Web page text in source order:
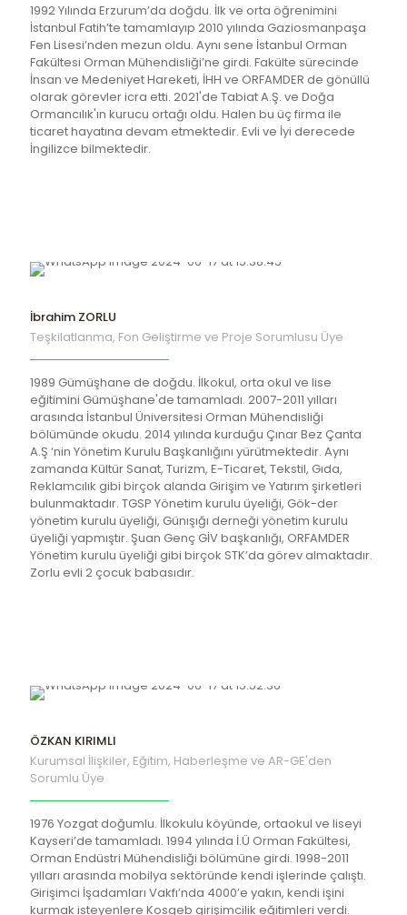
1992 Yılında Erzurum’da doğdu. İlk ve orta öğrenimini
İstanbul Fatih’te tamamlayıp 2010 yılında Gaziosmanpaşa
Fen Lisesi’nden mezun oldu. Aynı sene İstanbul Orman
Fakültesi Orman Mühendisliği’ne girdi. Fakülte sürecinde
İnsan ve Medeniyet Hareketi, İHH ve ORFAMDER de gönüllü
olarak görevler icra etti. 2021'de Tabiat A.Ş. ve Doğa
Ormancılık'ın kurucu ortağı oldu. Halen bu üç firma ile
ticaret hayatına devam etmektedir. Evli ve İyi derecede
İngilizce bilmektedir.
İbrahim ZORLU
Teşkilatlanma, Fon Geliştirme ve Proje Sorumlusu Üye
1989 Gümüşhane de doğdu. İlkokul, orta okul ve lise
eğitimini Gümüşhane'de tamamladı. 2007-2011 yılları
arasında İstanbul Üniversitesi Orman Mühendisliği
bölümünde okudu. 2014 yılında kurduğu Çınar Bez Çanta
A.Ş ‘nin Yönetim Kurulu Başkanlığını yürütmektedir. Aynı
zamanda Kültür Sanat, Turizm, E-Ticaret, Tekstil, Gıda,
Reklamcılık gibi birçok alanda Girişim ve Yatırım şirketleri
bulunmaktadır. TGSP Yönetim kurulu üyeliği, Gök-der
yönetim kurulu üyeliği, Günışığı derneği yönetim kurulu
üyeliği yapmıştır. Şuan Genç GİV başkanlığı, ORFAMDER
Yönetim kurulu üyeliği gibi birçok STK’da görev almaktadır.
Zorlu evli 2 çocuk babasıdır.
ÖZKAN KIRIMLI
Kurumsal İlişkiler, Eğitim, Haberleşme ve AR-GE'den
Sorumlu Üye
1976 Yozgat doğumlu. İlkokulu köyünde, ortaokul ve liseyi
Kayseri’de tamamladı. 1994 yılında İ.Ü Orman Fakültesi,
Orman Endüstri Mühendisliği bölümüne girdi. 1998-2011
yılları arasında mobilya sektöründe kendi işlerinde çalıştı.
Girişimci İşadamları Vakfı’nda 4000’e yakın, kendi işini
kurmak isteyenlere Kosgeb girişimcilik eğitimleri verdi.